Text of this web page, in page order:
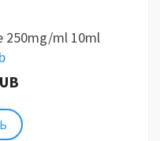
250mg/ml 10ml